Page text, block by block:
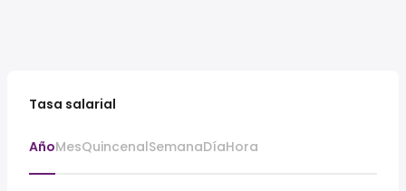
Tasa salarial
AñoMesQuincenalSemanaDíaHora